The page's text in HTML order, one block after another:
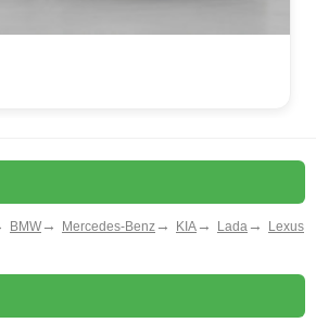
BMW → Mercedes-Benz → KIA → Lada → Lexus